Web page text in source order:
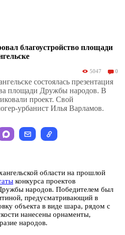
благоустройство площади
5047 0
состоялась презентация
площади Дружбы народов. В
проект. Свой
урбанист Илья Варламов.
области на прошлой
конкурса проектов
народов. Победителем был
предусматривающий в
объекта в виде шара, рядом с
нанесены орнаменты,
народов.